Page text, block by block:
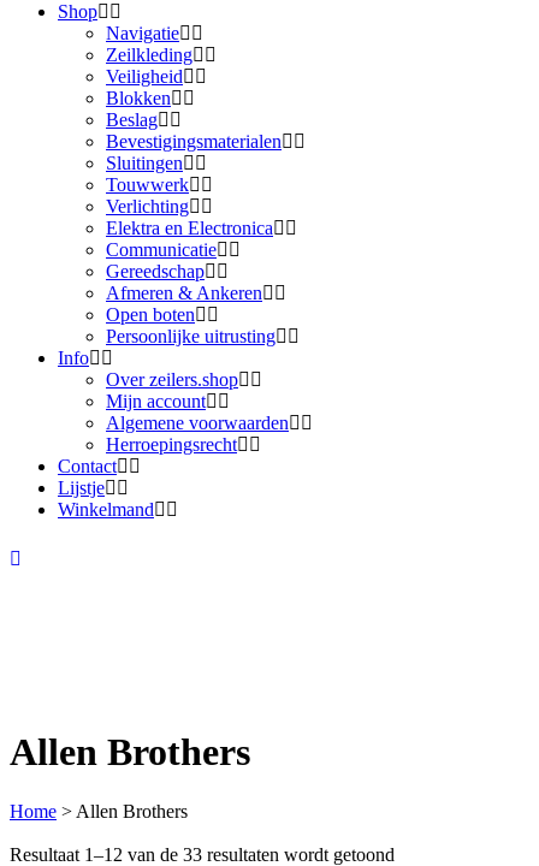
Shop
Navigatie
Zeilkleding
Veiligheid
Blokken
Beslag
Bevestigings­­materialen
Sluitingen
Touwwerk
Verlichting
Elektra en Electronica
Communicatie
Gereedschap
Afmeren & Ankeren
Open boten
Persoonlijke uitrusting
Info
Over zeilers.shop
Mijn account
Algemene voorwaarden
Herroepingsrecht
Contact
Lijstje
Winkelmand
Allen Brothers
Home > Allen Brothers
Resultaat 1–12 van de 33 resultaten wordt getoond